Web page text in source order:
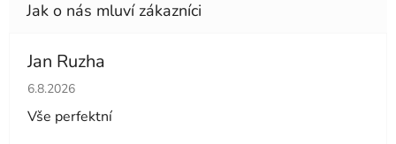
Jan Ruzha
Hodnocení obchodu je 5 z 5 hvězdiček.
6.8.2026
Vše perfektní